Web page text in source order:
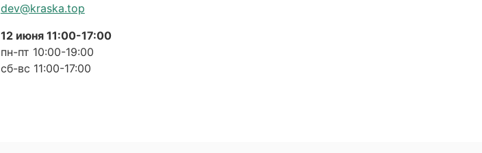
dev@kraska.top
12 июня 11:00-17:00
пн-пт 10:00-19:00
сб-вс 11:00-17:00